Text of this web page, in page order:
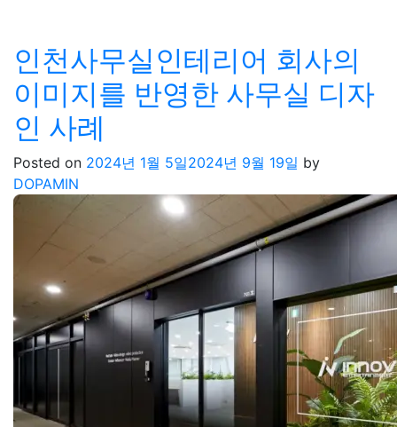
인천사무실인테리어 회사의
이미지를 반영한 사무실 디자
인 사례
Posted on 2024년 1월 5일2024년 9월 19일 by
DOPAMIN